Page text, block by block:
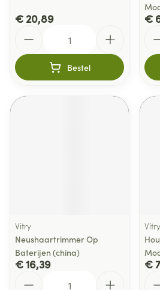
€ 20,89
Bestel
€
Vitry
Neushaartrimmer Op
Baterijen (china)
€ 16,39
Vitry
€